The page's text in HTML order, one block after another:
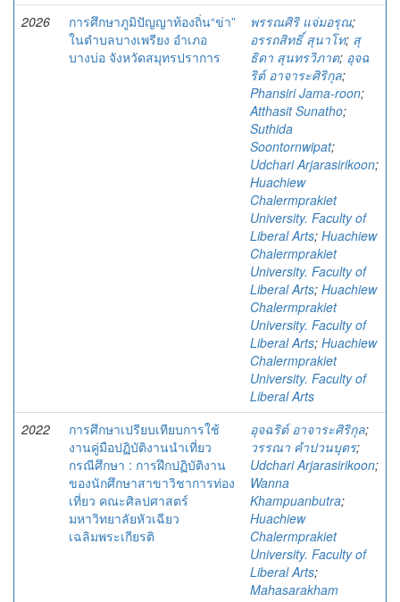
2026
การศึกษาภูมิปัญญาท้องถิ่น“ข่า”
ในตำบลบางเพรียง อำเภอ
บางบ่อ จังหวัดสมุทรปราการ
พรรณศิริ แจ่มอรุณ;
อรรถสิทธิ์ สุนาโท; สุ
ธิดา สุนทรวิภาต; อุจฉ
ริต์ อาจาระศิริกุล;
Phansiri Jama-roon;
Atthasit Sunatho;
Suthida
Soontornwipat;
Udchari Arjarasirikoon;
Huachiew
Chalermprakiet
University. Faculty of
Liberal Arts; Huachiew
Chalermprakiet
University. Faculty of
Liberal Arts; Huachiew
Chalermprakiet
University. Faculty of
Liberal Arts; Huachiew
Chalermprakiet
University. Faculty of
Liberal Arts
2022
การศึกษาเปรียบเทียบการใช้
งานคู่มือปฏิบัติงานนําเที่ยว
กรณีศึกษา : การฝึกปฏิบัติงาน
ของนักศึกษาสาขาวิชาการท่อง
เที่ยว คณะศิลปศาสตร์
มหาวิทยาลัยหัวเฉียว
เฉลิมพระเกียรติ
อุจฉริต์ อาจาระศิริกุล;
วรรณา คําปวนบุตร;
Udchari Arjarasirikoon;
Wanna
Khampuanbutra;
Huachiew
Chalermprakiet
University. Faculty of
Liberal Arts;
Mahasarakham